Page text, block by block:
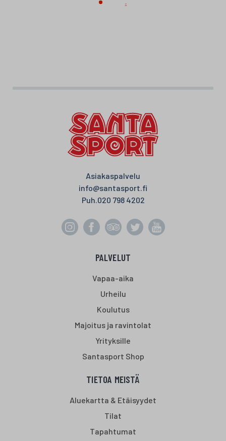
Asiakaspalvelu
info@santasport.fi
Puh. 020 798 4202
PALVELUT
Vapaa-aika
Urheilu
Koulutus
Majoitus ja ravintolat
Yrityksille
Santasport Shop
TIETOA MEISTÄ
Aluekartta & Etäisyydet
Tilat
Tapahtumat